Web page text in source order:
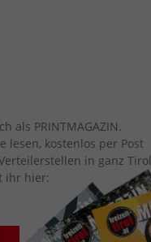
als PRINTMAGAZIN.
lesen, kostenlos per Post
in ganz Tirol
ihr hier: